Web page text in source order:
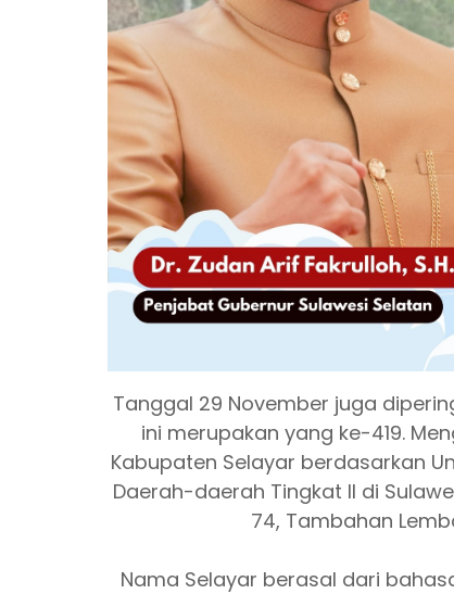
Tanggal 29 November juga
ini merupakan yang ke-419.
Kabupaten Selayar berdasarkan
Daerah-daerah Tingkat II di
74, Tambahan
Nama Selayar berasal dari